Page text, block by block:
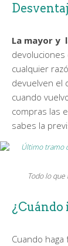
La mayor y
devoluciones
cualquier
devuelven el
cuando
compras las
sabes la
Todo lo
¿Cuándo
Cuando